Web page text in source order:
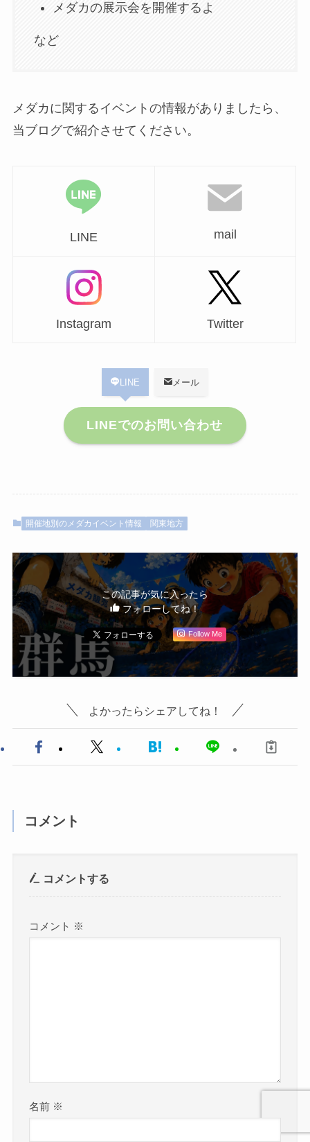
メダカの展示会を開催するよ
など
メダカに関するイベントの情報がありましたら、
当ブログで紹介させてください。
LINE mail
Instagram Twitter
LINE メール
LINEでのお問い合わせ
開催地別のメダカイベント情報 関東地方
この記事が気に入ったら
フォローしてね！
Follow Me
よかったらシェアしてね！
コメント
コメントする
コメント ※
名前 ※